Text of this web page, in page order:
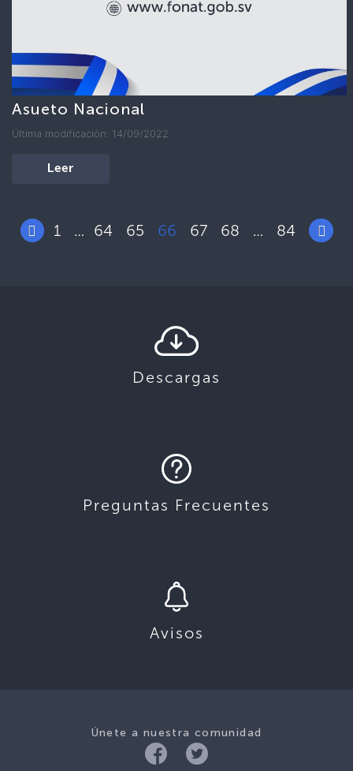
Asueto Nacional
Última modificación: 14/09/2022
Leer
1 … 64 65 66 67 68 … 84
Descargas
Preguntas Frecuentes
Avisos
Únete a nuestra comunidad